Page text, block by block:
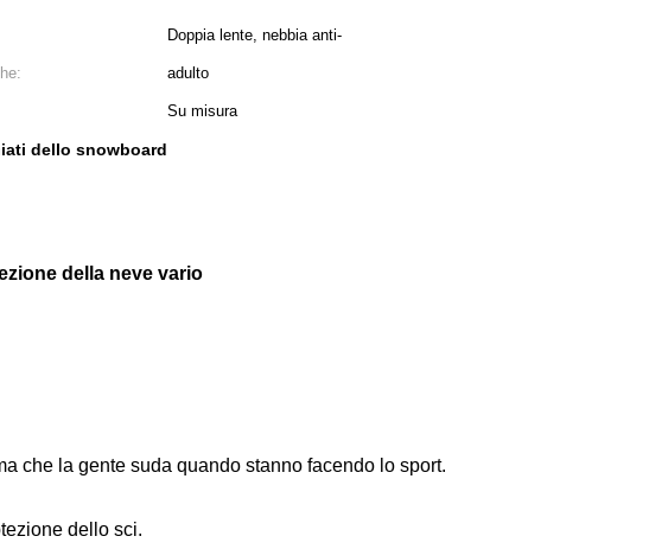
Doppia lente, nebbia anti-
adulto
Su misura
dello snowboard
della neve vario
che la gente suda quando stanno facendo lo sport.
dello sci.